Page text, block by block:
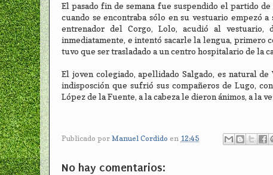
El pasado fin de semana fue suspendido el partido
cuando se encontraba sólo en su vestuario empezó
entrenador del Corgo, Lolo, acudió al vestuario,
inmediatamente, e intentó sacarle la lengua, primero
tuvo que ser trasladado a un centro hospitalario de la
El joven colegiado, apellidado Salgado, es natural
indisposción que sufrió sus compañeros de Lugo,
López de la Fuente, a la cabeza le dieron ánimos, a la
Publicado por Manuel Cordido en 12:45
No hay comentarios: